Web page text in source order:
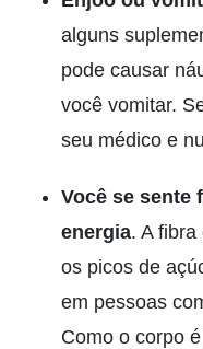
alguns
pode causar
você vomitar.
seu médico e
Você se sente
energia. A
os picos de
em pessoas
Como o corpo